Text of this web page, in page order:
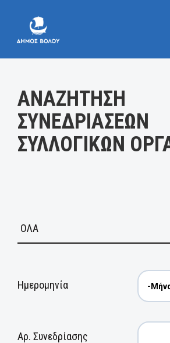
ΑΝΑΖΗΤΗΣΗ
ΣΥΝΕΔΡΙΑΣΕΩΝ
ΣΥΛΛΟΓΙΚΩΝ
Ημερομηνία
Αρ. Συνεδρίασης